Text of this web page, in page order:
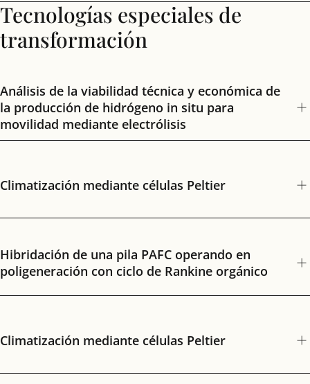
Tecnologías especiales de
transformación
Análisis de la viabilidad técnica y económica de
la producción de hidrógeno in situ para
movilidad mediante electrólisis
Climatización mediante células Peltier
Hibridación de una pila PAFC operando en
poligeneración con ciclo de Rankine orgánico
Climatización mediante células Peltier